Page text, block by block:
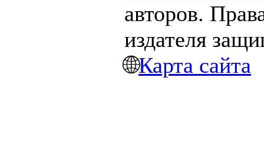
авторов.
издателя
🌐Карта сайта